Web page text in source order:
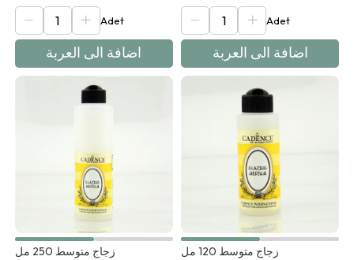
اضافة الى العربة اضافة الى العربة
زجاج متوسط ​​250 مل زجاج متوسط ​​120 مل